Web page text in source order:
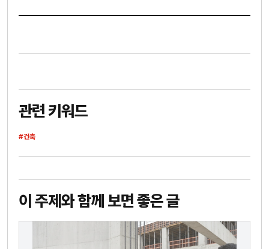
관련 키워드
#건축
이 주제와 함께 보면 좋은 글